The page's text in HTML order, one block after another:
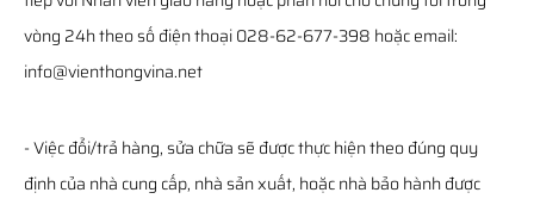
vòng 24h theo số điện thoại 028-62-677-398 hoặc email:
info@vienthongvina.net
- Việc đổi/trả hàng, sửa chữa sẽ được thực hiện theo đúng quy
định của nhà cung cấp, nhà sản xuất, hoặc nhà bảo hành được